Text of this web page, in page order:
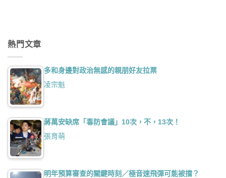
熱門文章
多和身邊對政治無感的親朋好友拉票
凌宗魁
蔣萬安缺席「毒防會議」10次，不，13次！
張育萌
明年預算審查的關鍵時刻／極音速飛彈可能被擋？